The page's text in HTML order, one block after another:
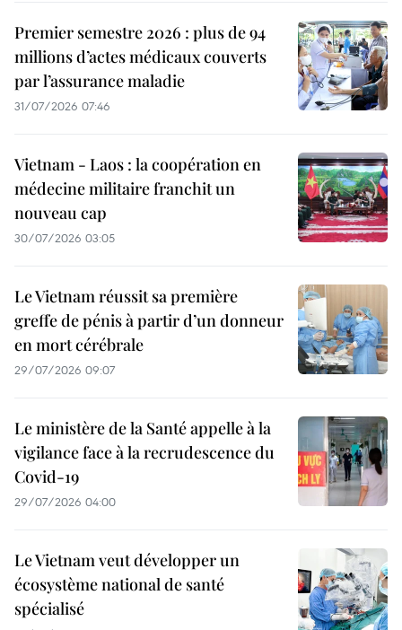
Premier semestre 2026 : plus de 94
millions d’actes médicaux couverts
par l’assurance maladie
31/07/2026 07:46
Vietnam - Laos : la coopération en
médecine militaire franchit un
nouveau cap
30/07/2026 03:05
Le Vietnam réussit sa première
greffe de pénis à partir d’un donneur
en mort cérébrale
29/07/2026 09:07
Le ministère de la Santé appelle à la
vigilance face à la recrudescence du
Covid-19
29/07/2026 04:00
Le Vietnam veut développer un
écosystème national de santé
spécialisé